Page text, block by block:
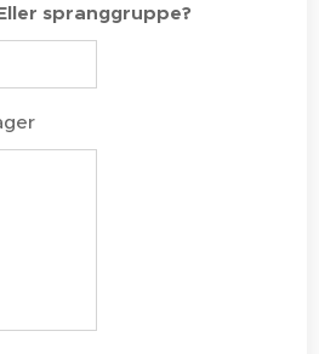
spranggruppe?